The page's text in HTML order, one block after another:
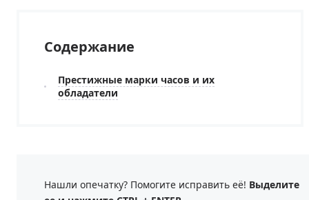
Содержание
Престижные марки часов и их
обладатели
Нашли опечатку? Помогите исправить её! Выделите